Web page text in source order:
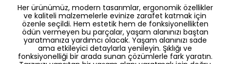
Her ürünümüz, modern tasarımlar, ergonomik özellikler
ve kaliteli malzemelerle evinize zarafet katmak için
özenle seçildi. Hem estetik hem de fonksiyonellikten
ödün vermeyen bu parçalar, yaşam alanınızı baştan
yaratmanıza yardımcı olacak. Yaşam alanınızı sade
ama etkileyici detaylarla yenileyin. Şıklığı ve
fonksiyonelliği bir arada sunan çözümlerle fark yaratın.